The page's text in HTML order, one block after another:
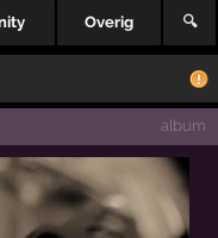
Overig 🔍
album